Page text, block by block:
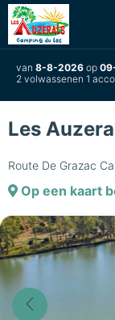
van 8-8-2026 op
2 volwassenen 1
Les
Route De Grazac
Op een kaart